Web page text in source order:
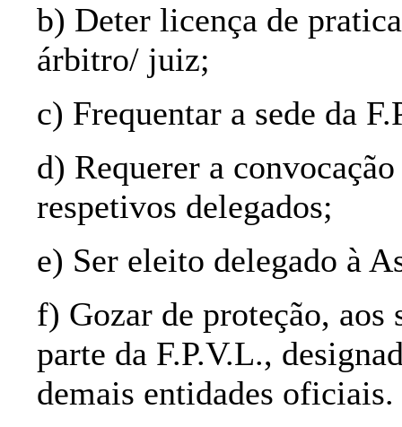
b) Deter licença de
árbitro/ juiz;
c) Frequentar a sede da
d) Requerer a
respetivos delegados;
e) Ser eleito delegado à
f) Gozar de proteção, aos
parte da F.P.V.L.,
demais entidades oficiais.